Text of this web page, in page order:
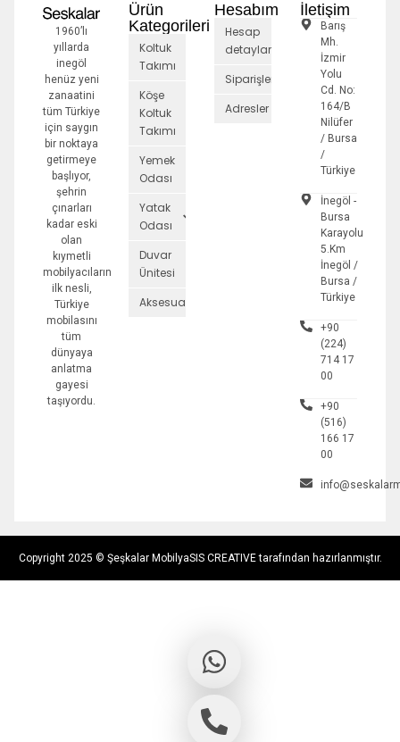
1960’lı
yıllarda
inegöl
henüz yeni
zanaatini
tüm Türkiye
için saygın
bir noktaya
getirmeye
başlıyor,
şehrin
çınarları
kadar eski
olan
kıymetli
mobilyacıların
ilk nesli,
Türkiye
mobilasını
tüm
dünyaya
anlatma
gayesi
taşıyordu.
Ürün
Kategorileri
Koltuk
Takımı
Köşe
Koltuk
Takımı
Yemek
Odası
Yatak
Odası
Duvar
Ünitesi
Aksesuarlar
Hesabım
Hesap
detayları
Siparişler
Adresler
İletişim
Barış
Mh.
İzmir
Yolu
Cd. No:
164/B
Nilüfer
/ Bursa
/
Türkiye
İnegöl -
Bursa
Karayolu
5.Km
İnegöl /
Bursa /
Türkiye
+90
(224)
714 17
00
+90
(516)
166 17
00
Copyright 2025 © Şeşkalar MobilyaSIS CREATIVE tarafından hazırlanmıştır.